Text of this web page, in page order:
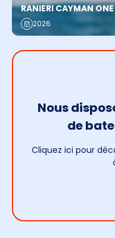
RANIERI CAYMAN
2026
Nous
de
Cliquez ici pour